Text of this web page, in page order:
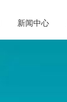
新闻中心